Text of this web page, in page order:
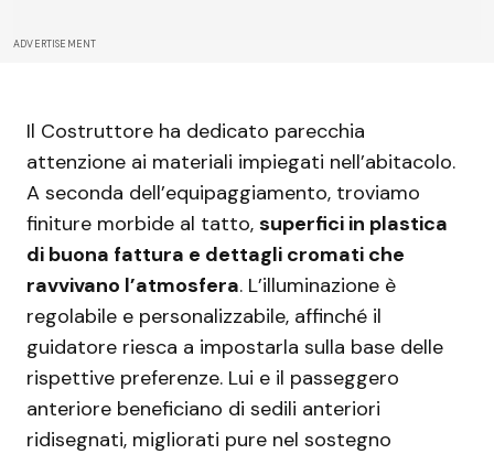
ADVERTISEMENT
Il Costruttore ha dedicato parecchia
attenzione ai materiali impiegati nell’abitacolo.
A seconda dell’equipaggiamento, troviamo
finiture morbide al tatto, superfici in plastica
di buona fattura e dettagli cromati che
ravvivano l’atmosfera. L’illuminazione è
regolabile e personalizzabile, affinché il
guidatore riesca a impostarla sulla base delle
rispettive preferenze. Lui e il passeggero
anteriore beneficiano di sedili anteriori
ridisegnati, migliorati pure nel sostegno